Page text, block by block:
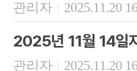
관리자 | 2025.11.20
2025년 11월 14일
관리자 | 2025.11.20